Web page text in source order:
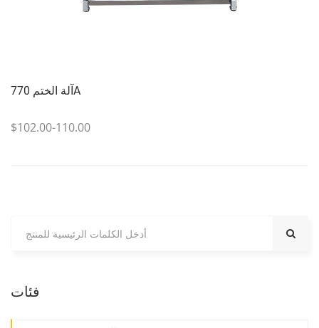
آلة الختم 770A
$102.00-110.00
فئات